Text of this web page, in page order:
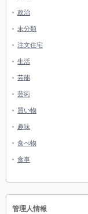
政治
未分類
注文住宅
生活
芸能
芸術
買い物
趣味
食べ物
食事
管理人情報